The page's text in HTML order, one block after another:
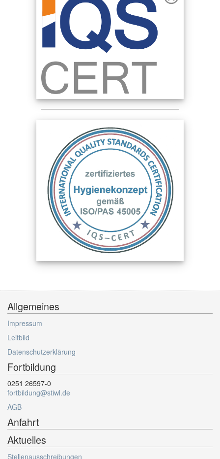
Allgemeines
Impressum
Leitbild
Datenschutzerklärung
Fortbildung
0251 26597-0
fortbildung@stiwl.de
AGB
Anfahrt
Aktuelles
Stellenausschreibungen